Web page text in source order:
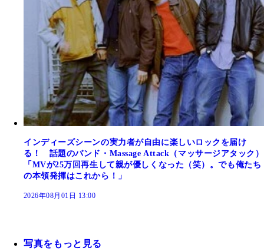
インディーズシーンの実力者が自由に楽しいロックを届け
る！ 話題のバンド・Massage Attack（マッサージアタック）
「MVが25万回再生して親が優しくなった（笑）。でも俺たち
の本領発揮はこれから！」
2026年08月01日 13:00
写真をもっと見る